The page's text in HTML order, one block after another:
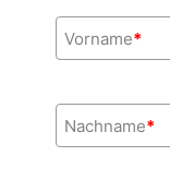
Vorname*
Nachname*